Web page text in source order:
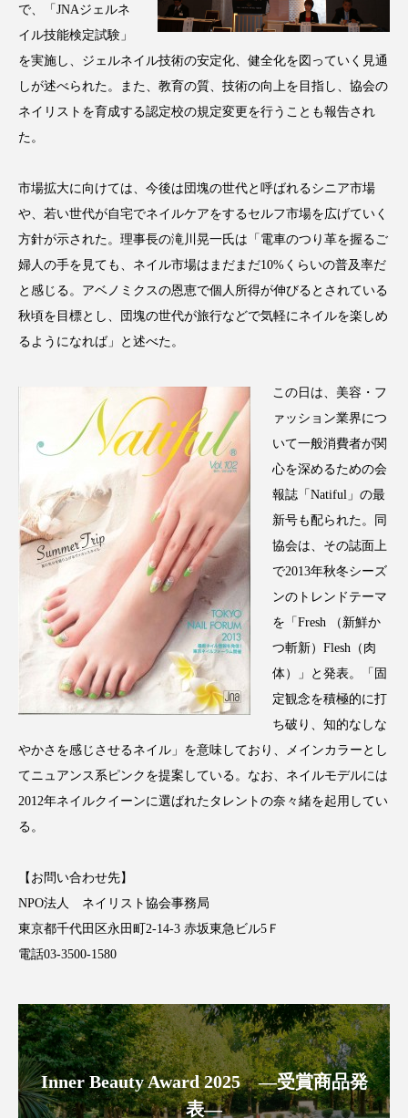
ウェアラブルデバイス
ウェルビーイング エイジングケア
カカイオイル ガジェット キーワード
クルエルティフリー クレンジング
コグニティブヘルス
コネクテッド・ビューティ コミュニケーション
コルチゾール サステナビリティ
サステナブル美容 サプライチェーン
サプリ サロンクレンジング サロン戦略
サロン経営 サロン連略 シャネル
スカルプ クレンジング 頻度 スカルプケア
スキンケア スキンケア 習慣
スキンケアルーティン ストレス スパ
スマートリング セーフプレイス セラミド
ソーシャルウェルネス
デジタルデトックス
ドライヤー 温度 髪 ダメージ ナイアシンアミド
ナイトプロテイン ナイトルーティン 金木犀
パーソナライズ バーチャルメイク
で、「JNAジェルネ
イル技能検定試験」
を実施し、ジェルネイル技術の安定化、健全化を図っていく見通
しが述べられた。また、教育の質、技術の向上を目指し、協会の
ネイリストを育成する認定校の規定変更を行うことも報告され
た。
市場拡大に向けては、今後は団塊の世代と呼ばれるシニア市場
や、若い世代が自宅でネイルケアをするセルフ市場を広げていく
方針が示された。理事長の滝川晃一氏は「電車のつり革を握るご
婦人の手を見ても、ネイル市場はまだまだ10%くらいの普及率だ
と感じる。アベノミクスの恩恵で個人所得が伸びるとされている
秋頃を目標とし、団塊の世代が旅行などで気軽にネイルを楽しめ
るようになれば」と述べた。
この日は、美容・フ
ァッション業界につ
いて一般消費者が関
心を深めるための会
報誌「Natiful」の最
新号も配られた。同
協会は、その誌面上
で2013年秋冬シーズ
ンのトレンドテーマ
を「Fresh （新鮮か
つ斬新）Flesh（肉
体）」と発表。「固
定観念を積極的に打
ち破り、知的なしな
やかさを感じさせるネイル」を意味しており、メインカラーとし
てニュアンス系ピンクを提案している。なお、ネイルモデルには
2012年ネイルクイーンに選ばれたタレントの奈々緒を起用してい
る。
【お問い合わせ先】
NPO法人 ネイリスト協会事務局
東京都千代田区永田町2-14-3 赤坂東急ビル5Ｆ
電話03-3500-1580
Inner Beauty Award 2025 ―受賞商品発
表―